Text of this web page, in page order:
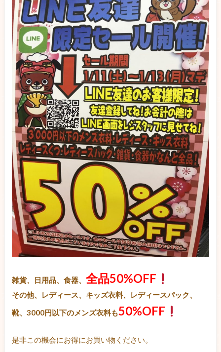
雑貨、日用品、食器、 全品50%OFF
その他、レディース、キッズ衣料、レディースパック、
靴、3000円以下のメンズ衣料も50%OFF
是非この機会にお得にお買い物ください。